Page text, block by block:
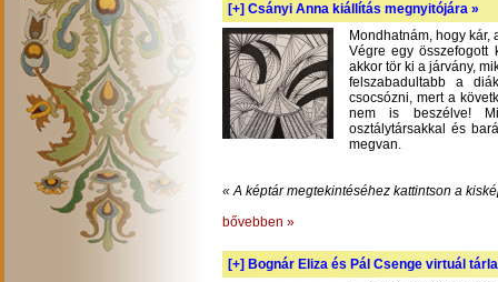
[+] Csányi Anna kiállítás megnyitójára »
Mondhatnám, hogy kár,
Végre egy összefogott
akkor tör ki a járvány,
felszabadultabb a
csocsózni, mert a
nem is beszélve!
osztálytársakkal és
megvan.
« A képtár megtekintéséhez kattintson a
bővebben »
[+] Bognár Eliza és Pál Csenge virtuál